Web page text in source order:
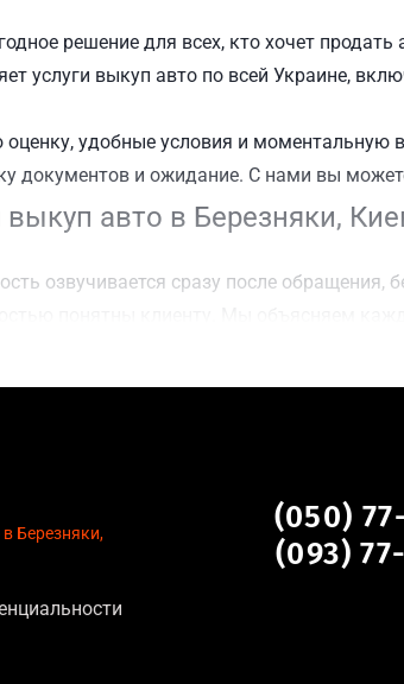
решение для всех, кто хочет
услуги выкуп авто по всей Украине,
удобные условия и
документов и ожидание. С нами вы
авто в Березняки,
озвучивается сразу после обращения,
стоимости даже за авто после аварии
Киев
экономически
Березняки,
(050)
(093)